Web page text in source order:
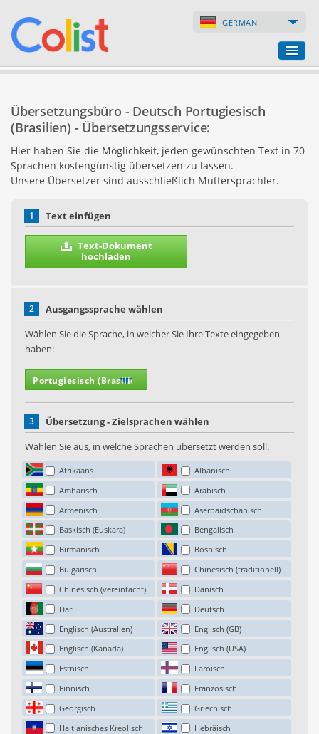
GERMAN
Firmenverzeichnis
Webseiten
Internet-Shops
Übersetzungsbüro - Deutsch Portugiesisch
(Brasilien) - Übersetzungsservice:
Hier haben Sie die Möglichkeit, jeden gewünschten Text in 70
Sprachen kostengünstig übersetzen zu lassen.
Unsere Übersetzer sind ausschließlich Muttersprachler.
1 Text einfügen
Text-Dokument
hochladen
2
Ausgangssprache wählen
Wählen Sie die Sprache, in welcher Sie Ihre Texte eingegeben
haben:
3
Übersetzung - Zielsprachen wählen
Wählen Sie aus, in welche Sprachen übersetzt werden soll.
Afrikaans
Albanisch
Amharisch
Arabisch
Armenisch
Aserbaidschanisch
Baskisch (Euskara)
Bengalisch
Birmanisch
Bosnisch
Bulgarisch
Chinesisch (traditionell)
Chinesisch (vereinfacht)
Dänisch
Dari
Deutsch
Englisch (Australien)
Englisch (GB)
Englisch (Kanada)
Englisch (USA)
Estnisch
Färöisch
Finnisch
Französisch
Georgisch
Griechisch
Haitianisches Kreolisch
Hebräisch